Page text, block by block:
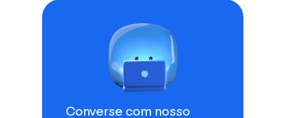
Converse com nosso